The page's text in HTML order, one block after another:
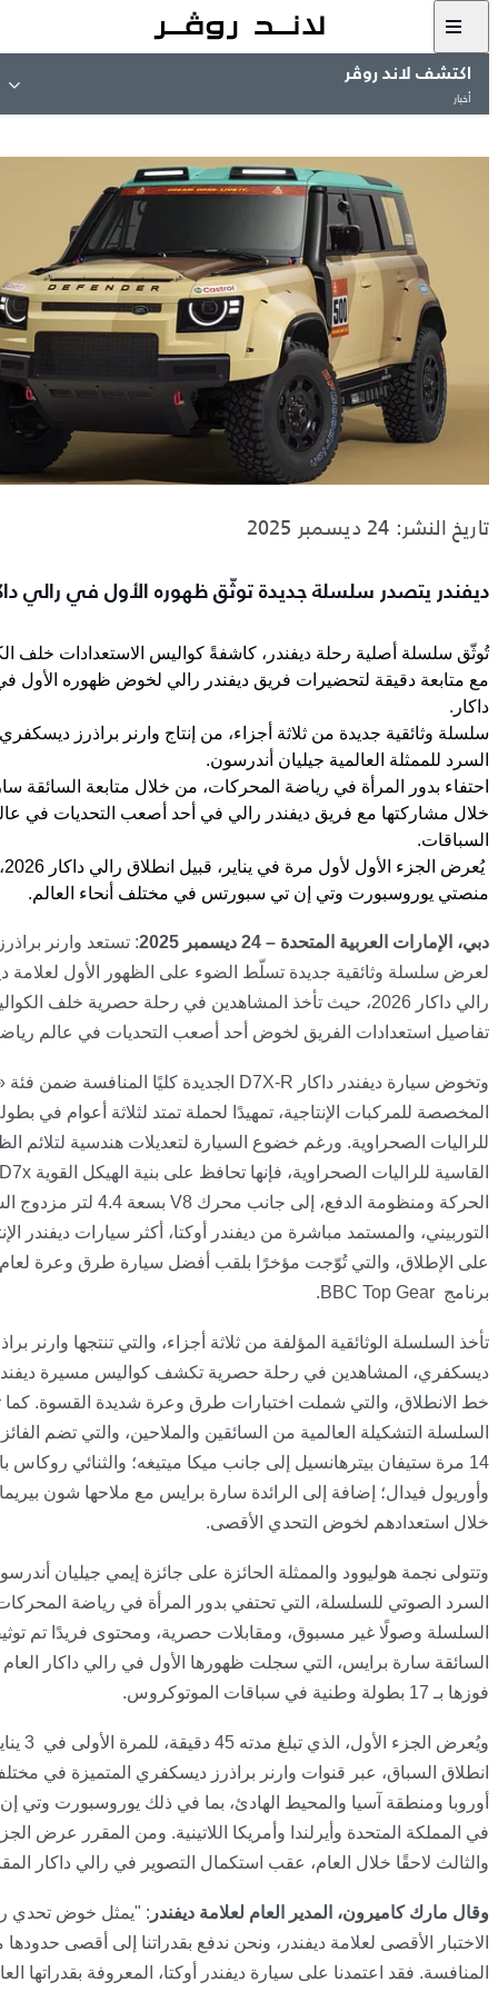
اكتشف لاند روڤر
أخبار
تاريخ النشر: 24 ديسمبر 2025
ديفندر يتصدر سلسلة جديدة توثّق ظهوره الأول في رالي داكار
تُوثّق سلسلة أصلية رحلة ديفندر، كاشفةً كواليس الاستعدادات خلف
مع متابعة دقيقة لتحضيرات فريق ديفندر رالي لخوض ظهوره الأول
داكار .
سلسلة وثائقية جديدة من ثلاثة أجزاء، من إنتاج وارنر براذرز
السرد للممثلة العالمية جيليان أندرسون.
احتفاء بدور المرأة في رياضة المحركات، من خلال متابعة السائقة
خلال مشاركتها مع فريق ديفندر رالي في أحد أصعب التحديات في
السباقات.
منصتي يوروسبورت وتي إن تي سبورتس في مختلف أنحاء العالم.
دبي، الإمارات العربية المتحدة – 24 ديسمبر 2025 : تستعد وارنر
لعرض سلسلة وثائقية جديدة تسلّط الضوء على الظهور الأول لعلامة
رالي داكار 2026، حيث تأخذ المشاهدين في رحلة حصرية خلف
تفاصيل استعدادات الفريق لخوض أحد أصعب التحديات في عالم
وتخوض سيارة ديفندر داكار D7X-R
الجديدة كليًا المنافسة ضمن
المخصصة للمركبات الإنتاجية، تمهيدًا لحملة تمتد لثلاثة أعوام في
للراليات الصحراوية. ورغم خضوع السيارة لتعديلات هندسية لتلائم
القاسية للراليات الصحراوية، فإنها تحافظ على بنية الهيكل القوية
الحركة ومنظومة الدفع، إلى جانب محرك V8
بسعة 4.4 لتر
التوربيني، والمستمد مباشرة من ديفندر أوكتا، أكثر سيارات ديفندر
برنامج .BBC Top Gear
تأخذ السلسلة الوثائقية المؤلفة من ثلاثة أجزاء، والتي تنتجها وارنر
ديسكفري، المشاهدين في رحلة حصرية تكشف كواليس مسيرة
خط الانطلاق، والتي شملت اختبارات طرق وعرة شديدة القسوة. كما
السلسلة التشكيلة العالمية من السائقين والملاحين، والتي تضم
14 مرة ستيفان بيترهانسيل إلى جانب ميكا ميتيغه؛ والثنائي روكاس
وأوريول فيدال؛ إضافة إلى الرائدة سارة برايس مع ملاحها شون
خلال استعدادهم لخوض التحدي الأقصى.
وتتولى نجمة هوليوود والممثلة الحائزة على جائزة إيمي جيليان
السرد الصوتي للسلسلة، التي تحتفي بدور المرأة في رياضة
السلسلة وصولًا غير مسبوق، ومقابلات حصرية، ومحتوى فريدًا تم
السائقة سارة برايس، التي سجلت ظهورها الأول في رالي داكار
فوزها بـ 17 بطولة وطنية في سباقات الموتوكروس
.
ويُعرض الجزء الأول، الذي تبلغ مدته 45 دقيقة، للمرة الأولى في 3
انطلاق السباق، عبر قنوات وارنر براذرز ديسكفري المتميزة في
أوروبا ومنطقة آسيا والمحيط الهادئ، بما في ذلك يوروسبورت وتي
في المملكة المتحدة وأيرلندا وأمريكا اللاتينية. ومن المقرر عرض
والثالث لاحقًا خلال العام، عقب استكمال التصوير في رالي داكار
وقال مارك كاميرون، المدير العام لعلامة ديفندر : "يمثل خوض تحدي
الاختبار الأقصى لعلامة ديفندر، ونحن ندفع بقدراتنا إلى أقصى
المنافسة. فقد اعتمدنا على سيارة ديفندر أوكتا، المعروفة بقدراتها